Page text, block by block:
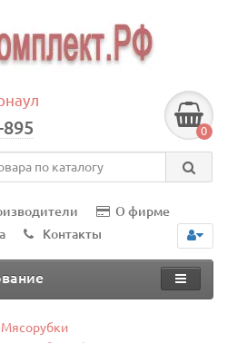
0
О фирме
Контакты
Мясорубки